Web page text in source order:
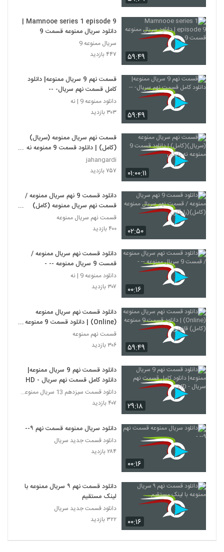
۵۹:۴۹
Mamnooe series 1 episode 9 |
دانلود سریال ممنوعه قسمت 9
سریال ممنوعه 9
۴۴۷ بازدید
۵۹:۴۹
قسمت نهم 9 سریال ممنوعه| دانلود
کامل قسمت نهم سریال- --
دانلود ممنوعه 9 | نه
۳۰۳ بازدید
۰۱:۰۰:۱۱
قسمت نهم سریال ممنوعه (سریال)
(کامل) | دانلود قسمت 9 ممنوعه نه
رایگان
jahangardi
۷۵۷ بازدید
۰۲:۵۰
دانلود قسمت 9 نهم سریال ممنوعه /
قسمت نهم سریال ممنوعه (کامل)
(رایگان)
قسمت نهم سریال ممنوعه
۴۰۰ بازدید
۰۰:۱۶
دانلود قسمت نهم سریال ممنوعه /
قمست 9 سریال ممنوعه -- -
دانلود ممنوعه 9 | نه
۳۰۷ بازدید
۵۹:۴۹
دانلود قسمت نهم سریال ممنوعه
(Online) | دانلود قسمت 9 ممنوعه
(کامل) قانونی.
قسمت نهم ممنوعه
۳۰۶ بازدید
۲۹:۱۸
دانلود قسمت نهم 9 سریال ممنوعه|
دانلود کامل قسمت نهم سریال - HD
دانلود قسمت سیزدهم 13 سریال ممنوعه قانونی
۴۰۷ بازدید
۰۰:۱۶
دانلود سریال ممنوعه قسمت نهم ۹-- -
دانلود قسمت جدید سریال
۲۸۴ بازدید
۰۰:۱۶
دانلود قسمت نهم ۹ سریال ممنوعه با
لینک مستقیم
دانلود قسمت جدید سریال
۳۲۲ بازدید